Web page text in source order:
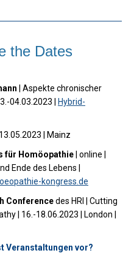
the Dates
| Aspekte chronischer
04.03.2023 |
Hybrid-
| Mainz
für Homöopathie | online |
Ende des Lebens |
kongress.de
Conferencedes HRI | Cutting
| 16.-18.06.2023 | London |
Veranstaltungen vor?